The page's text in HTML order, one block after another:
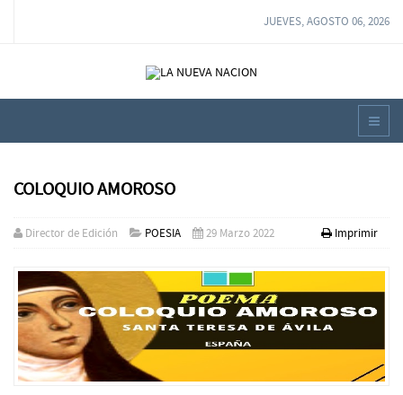
JUEVES, AGOSTO 06, 2026
COLOQUIO AMOROSO
Imprimir
Director de Edición POESIA 29 Marzo 2022